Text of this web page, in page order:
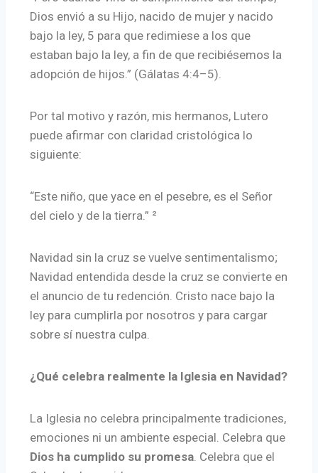
Dios envió a su Hijo, nacido de mujer y nacido
bajo la ley, 5 para que redimiese a los que
estaban bajo la ley, a fin de que recibiésemos la
adopción de hijos.” (Gálatas 4:4–5).
Por tal motivo y razón, mis hermanos, Lutero
puede afirmar con claridad cristológica lo
siguiente:
“Este niño, que yace en el pesebre, es el Señor
del cielo y de la tierra.” ²
Navidad sin la cruz se vuelve sentimentalismo;
Navidad entendida desde la cruz se convierte en
el anuncio de tu redención. Cristo nace bajo la
ley para cumplirla por nosotros y para cargar
sobre sí nuestra culpa.
¿Qué celebra realmente la Iglesia en Navidad?
La Iglesia no celebra principalmente tradiciones,
emociones ni un ambiente especial. Celebra que
Dios ha cumplido su promesa . Celebra que el